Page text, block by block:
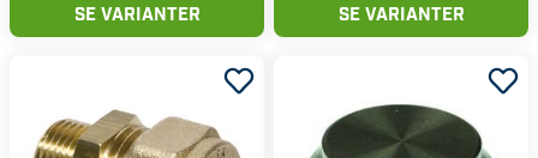
SE VARIANTER SE VARIANTER